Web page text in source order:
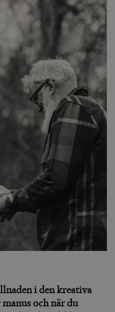
i den kreativa
och när du